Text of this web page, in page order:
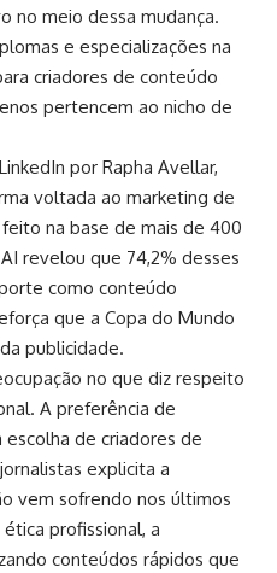
no meio dessa mudança.
e especializações na
criadores de conteúdo
pertencem ao nicho de
por Rapha Avellar,
voltada ao marketing de
na base de mais de 400
revelou que 74,2% desses
como conteúdo
que a Copa do Mundo
publicidade.
no que diz respeito
A preferência de
escolha de criadores de
explicita a
vem sofrendo nos últimos
profissional, a
conteúdos rápidos que